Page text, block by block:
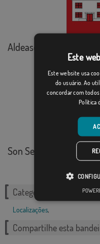
Aldeaseca
Son Servera
Categorias relacionadas:
Localizações,
Compartilhe esta
Este
Este website usa
do usuário. Ao
concordar com
Política